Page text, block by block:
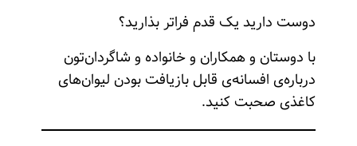
دوست دارید یک قدم فراتر بذارید؟
با دوستان و همکاران و خانواده‌ و شاگردان‌تون
درباره‌ی افسانه‌ی قابل بازیافت بودن لیوان‌های
کاغذی صحبت کنید.